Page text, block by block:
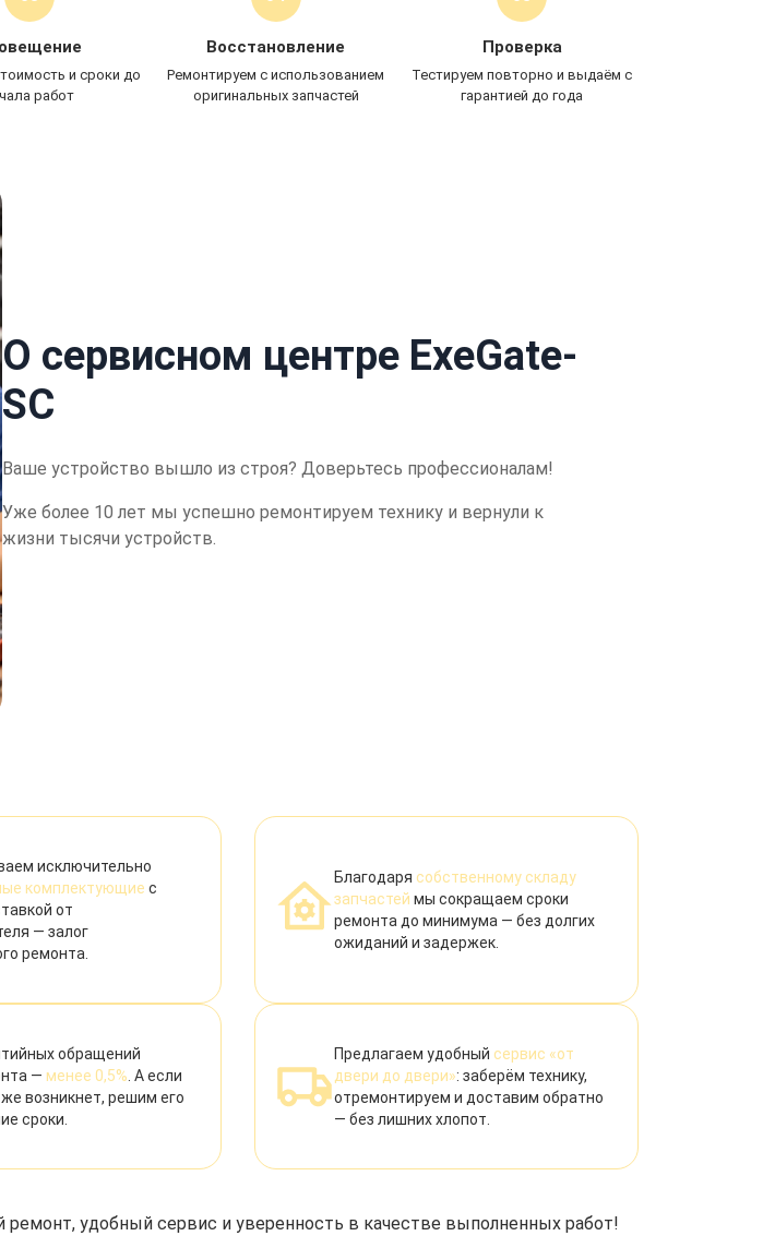
и сроки до
работ
Восстановление
Ремонтируем с использованием
оригинальных запчастей
Проверка
Тестируем повторно и выдаём с
гарантией до года
О сервисном центре ExeGate-
SC
Ваше устройство вышло из строя? Доверьтесь профессионалам!
Уже более 10 лет мы успешно ремонтируем технику и вернули к
жизни тысячи устройств.
исключительно
комплектующие с
от
— залог
ремонта.
Благодаря собственному складу
запчастей мы сокращаем сроки
ремонта до минимума — без долгих
ожиданий и задержек.
обращений
— менее 0,5% . А если
возникнет, решим его
сроки.
Предлагаем удобный сервис «от
двери до двери»: заберём технику,
отремонтируем и доставим обратно
— без лишних хлопот.
удобный сервис и уверенность в качестве выполненных работ!